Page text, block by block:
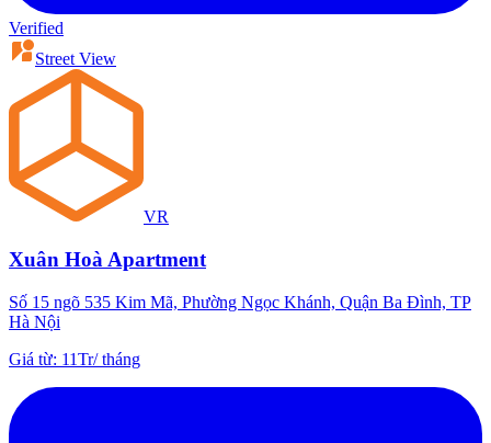
Verified
Street View
VR
Xuân Hoà Apartment
Số 15 ngõ 535 Kim Mã, Phường Ngọc Khánh, Quận Ba Đình, TP
Hà Nội
Giá từ: 11Tr/tháng